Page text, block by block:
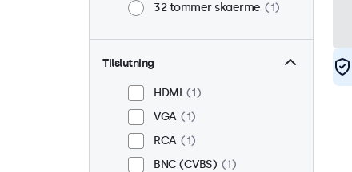
32 tommer skaerme
1
Tilslutning
HDMI
1
VGA
1
RCA
1
BNC (CVBS)
1